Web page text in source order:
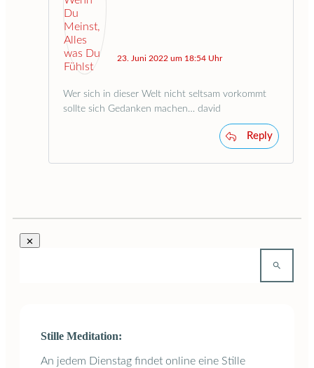
23. Juni 2022 um 18:54 Uhr
Wer sich in dieser Welt nicht seltsam vorkommt
sollte sich Gedanken machen… david
Reply
Stille Meditation:
An jedem Dienstag findet online eine Stille